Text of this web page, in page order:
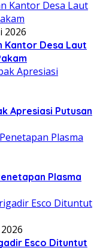
2026
Kantor Desa Laut
Apresiasi Putusan
Plasma
Esco Dituntut